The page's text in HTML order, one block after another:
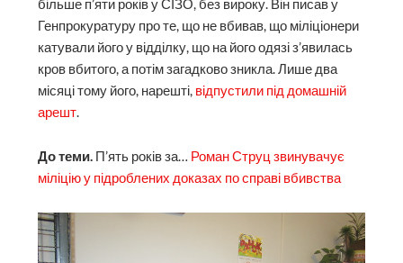
більше п’яти років у СІЗО, без вироку. Він писав у
Генпрокуратуру про те, що не вбивав, що міліціонери
катували його у відділку, що на його одязі з’явилась
кров вбитого, а потім загадково зникла. Лише два
місяці тому його, нарешті, відпустили під домашній
арешт.
До теми. П’ять років за… Роман Струц звинувачує
міліцію у підроблених доказах по справі вбивства